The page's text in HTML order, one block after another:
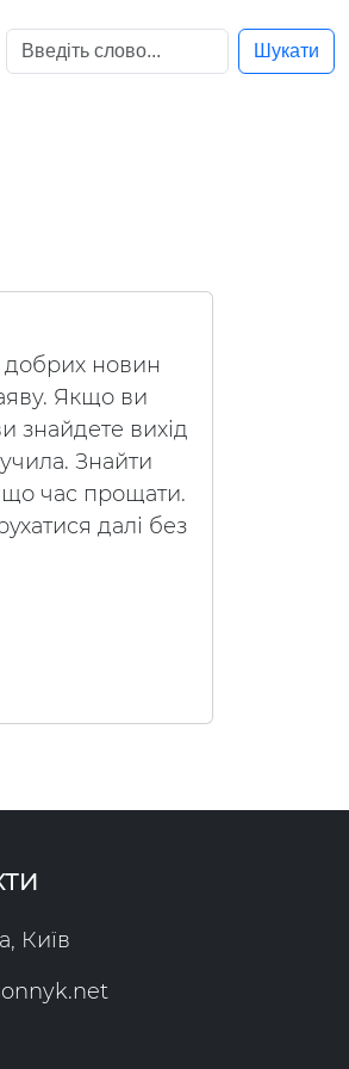
Шукати
новин
Якщо ви
знайдете вихід
Знайти
що час прощати.
далі без
Київ